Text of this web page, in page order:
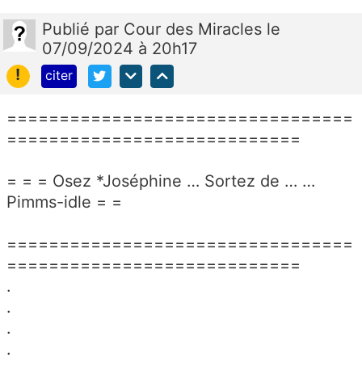
Publié par Cour des Miracles le
07/09/2024 à 20h17
!
citer
=================================
============================
= = = Osez *Joséphine … Sortez de … …
Pimms-idle = =
=================================
============================
.
.
.
.